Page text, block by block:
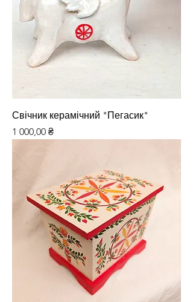
Свічник керамічний "Пегасик"
Ціна
1 000,00 ₴